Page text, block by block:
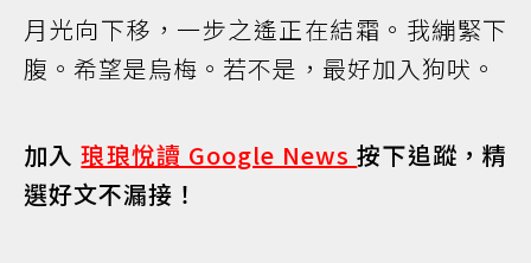
月光向下移，一步之遙正在結霜。我繃緊下
腹。希望是烏梅。若不是，最好加入狗吠。
加入琅琅悅讀 Google News按下追蹤，精
選好文不漏接！